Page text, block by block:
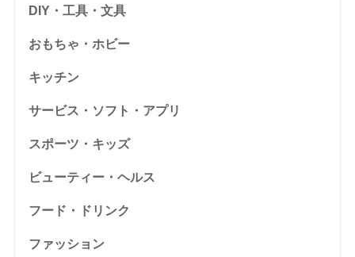
DIY・工具・文具
おもちゃ・ホビー
キッチン
サービス・ソフト・アプリ
スポーツ・キッズ
ビューティー・ヘルス
フード・ドリンク
ファッション